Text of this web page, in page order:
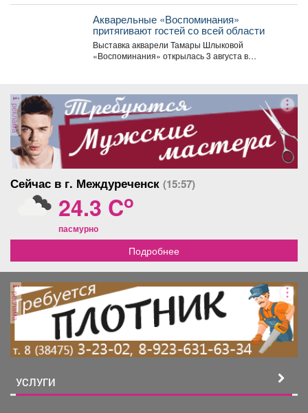
Акварельные «Воспоминания»
притягивают гостей со всей области
Выставка акварели Тамары Шлыковой
«Воспоминания» открылась 3 августа в
реклама
Сейчас в г. Междуреченск (15:57)
24.3 Co
пасмурно
Подробнее
реклама
УСЛУГИ